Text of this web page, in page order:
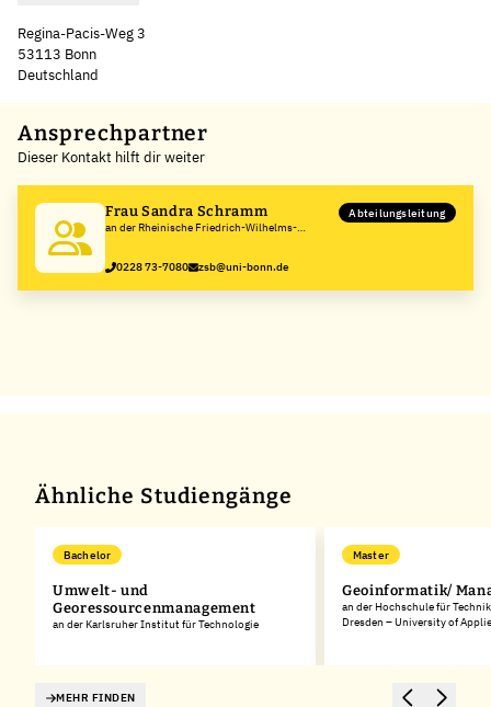
Regina-Pacis-Weg 3
53113 Bonn
Deutschland
+
−
Ansprechpartner
Dieser Kontakt hilft dir weiter
Frau Sandra Schramm
an der Rheinische Friedrich-Wilhelms-
Abteilungsleitung
0228 73-7080 zsb@uni-bonn.de
Ähnliche Studiengänge
Bachelor
Umwelt- und
Georessourcenmanagement
an der Karlsruher Institut für Technologie
Master
Geoinformatik/
an der Hochschule für
Dresden – University of
MEHR FINDEN